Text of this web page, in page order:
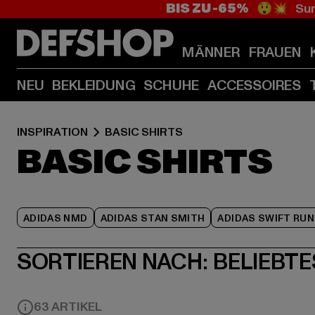
BIS ZU -65% 😲💥
MÄNNER FRAUEN
NEU BEKLEIDUNG SCHUHE ACCESSOIRES
INSPIRATION BASIC SHIRTS
BASIC SHIRTS
ADIDAS NMD ADIDAS STAN SMITH ADIDAS SWIFT RUN
SORTIEREN NACH:
63 ARTIKEL